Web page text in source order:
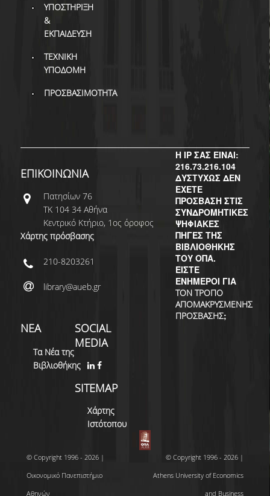
ΥΠΟΣΤΗΡΙΞΗ
&
ΕΚΠΑΙΔΕΥΣΗ
ΤΕΧΝΙΚΗ
ΥΠΟΔΟΜΗ
ΠΡΟΣΒΑΣΙΜΟΤΗΤΑ
Η IP ΣΑΣ ΕΙΝΑΙ:
216.73.216.104
ΔΥΣΤΥΧΩΣ ΔΕΝ
ΕΧΕΤΕ
ΠΡΟΣΒΑΣΗ ΣΤΙΣ
ΣΥΝΔΡΟΜΗΤΙΚΕΣ
ΨΗΦΙΑΚΕΣ
ΠΗΓΕΣ ΤΗΣ
ΒΙΒΛΙΟΘΗΚΗΣ
ΤΟΥ ΟΠΑ.
ΕΙΣΤΕ
ΕΝΗΜΕΡΟΙ ΓΙΑ
ΤΟΝ ΤΡΟΠΟ
ΑΠΟΜΑΚΡΥΣΜΕΝΗΣ
ΠΡΟΣΒΑΣΗΣ;
ΕΠΙΚΟΙΝΩΝΙΑ
Πατησίων 76
ΤΚ 104 34 Αθήνα
Κεντρικό Κτήριο, 1ος όροφος
Χάρτης πρόσβασης
210-8203261
library@aueb.gr
ΝΕΑ
Τα Νέα της
Βιβλιοθήκης
SOCIAL
MEDIA
SITEMAP
Χάρτης
Ιστότοπου
© Copyright 1996 - 2026 |
Οικονομικό Πανεπιστήμιο
Αθηνών
© Copyright 1996 - 2026 |
Athens University of Economics
and Business